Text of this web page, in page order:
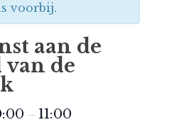
voorbij.
aan de
de
– 11:00